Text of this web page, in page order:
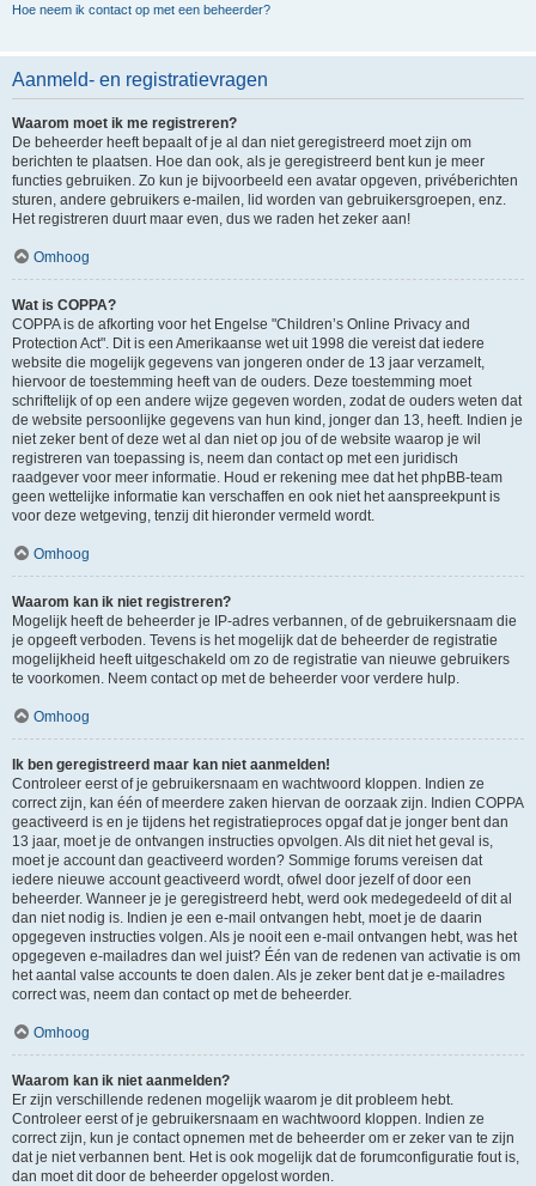
Hoe neem ik contact op met een beheerder?
Aanmeld- en registratievragen
Waarom moet ik me registreren?
De beheerder heeft bepaalt of je al dan niet geregistreerd moet zijn om
berichten te plaatsen. Hoe dan ook, als je geregistreerd bent kun je meer
functies gebruiken. Zo kun je bijvoorbeeld een avatar opgeven, privéberichten
sturen, andere gebruikers e-mailen, lid worden van gebruikersgroepen, enz.
Het registreren duurt maar even, dus we raden het zeker aan!
Omhoog
Wat is COPPA?
COPPA is de afkorting voor het Engelse "Children’s Online Privacy and
Protection Act". Dit is een Amerikaanse wet uit 1998 die vereist dat iedere
website die mogelijk gegevens van jongeren onder de 13 jaar verzamelt,
hiervoor de toestemming heeft van de ouders. Deze toestemming moet
schriftelijk of op een andere wijze gegeven worden, zodat de ouders weten dat
de website persoonlijke gegevens van hun kind, jonger dan 13, heeft. Indien je
niet zeker bent of deze wet al dan niet op jou of de website waarop je wil
registreren van toepassing is, neem dan contact op met een juridisch
raadgever voor meer informatie. Houd er rekening mee dat het phpBB-team
geen wettelijke informatie kan verschaffen en ook niet het aanspreekpunt is
voor deze wetgeving, tenzij dit hieronder vermeld wordt.
Omhoog
Waarom kan ik niet registreren?
Mogelijk heeft de beheerder je IP-adres verbannen, of de gebruikersnaam die
je opgeeft verboden. Tevens is het mogelijk dat de beheerder de registratie
mogelijkheid heeft uitgeschakeld om zo de registratie van nieuwe gebruikers
te voorkomen. Neem contact op met de beheerder voor verdere hulp.
Omhoog
Ik ben geregistreerd maar kan niet aanmelden!
Controleer eerst of je gebruikersnaam en wachtwoord kloppen. Indien ze
correct zijn, kan één of meerdere zaken hiervan de oorzaak zijn. Indien COPPA
geactiveerd is en je tijdens het registratieproces opgaf dat je jonger bent dan
13 jaar, moet je de ontvangen instructies opvolgen. Als dit niet het geval is,
moet je account dan geactiveerd worden? Sommige forums vereisen dat
iedere nieuwe account geactiveerd wordt, ofwel door jezelf of door een
beheerder. Wanneer je je geregistreerd hebt, werd ook medegedeeld of dit al
dan niet nodig is. Indien je een e-mail ontvangen hebt, moet je de daarin
opgegeven instructies volgen. Als je nooit een e-mail ontvangen hebt, was het
opgegeven e-mailadres dan wel juist? Één van de redenen van activatie is om
het aantal valse accounts te doen dalen. Als je zeker bent dat je e-mailadres
correct was, neem dan contact op met de beheerder.
Omhoog
Waarom kan ik niet aanmelden?
Er zijn verschillende redenen mogelijk waarom je dit probleem hebt.
Controleer eerst of je gebruikersnaam en wachtwoord kloppen. Indien ze
correct zijn, kun je contact opnemen met de beheerder om er zeker van te zijn
dat je niet verbannen bent. Het is ook mogelijk dat de forumconfiguratie fout is,
dan moet dit door de beheerder opgelost worden.